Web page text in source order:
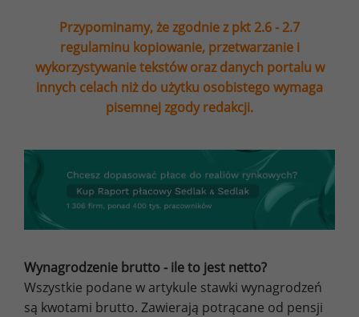
Przypominamy, że zgodnie z pkt 2.6 - 2.7
regulaminu kopiowanie, przetwarzanie i
wykorzystywanie tekstów oraz danych portalu w
innych celach niż do użytku osobistego wymaga
pisemnej zgody redakcji.
Wynagrodzenie brutto - ile to jest netto?
Wszystkie podane w artykule stawki wynagrodzeń
są kwotami brutto. Zawierają potrącane od pensji